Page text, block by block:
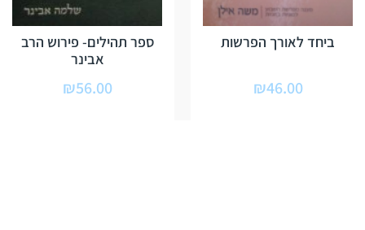
ביחד לאורך הפרשות
₪46.00
ספר תהילים- פירוש הרב
אבינר
₪56.00